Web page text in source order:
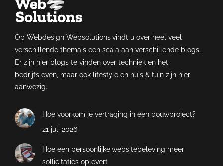
Op Webdesign Websolutions vindt u over heel veel
verschillende thema's een scala aan verschillende blogs.
Er zijn hier blogs te vinden over techniek en het
bedrijfsleven, maar ook lifestyle en huis & tuin zijn hier
aanwezig.
Hoe voorkom je vertraging in een bouwproject?
21 juli 2026
Hoe een persoonlijke websitebeleving meer
sollicitaties oplevert